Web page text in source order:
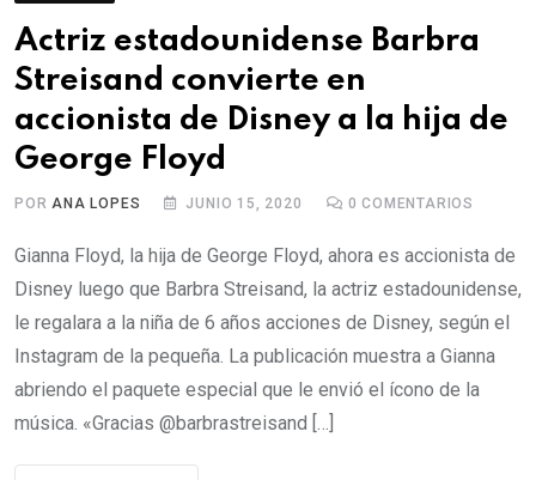
Actriz estadounidense Barbra
Streisand convierte en
accionista de Disney a la hija de
George Floyd
PORANA LOPES JUNIO 15, 2020 0 COMENTARIOS
Gianna Floyd, la hija de George Floyd, ahora es accionista de
Disney luego que Barbra Streisand, la actriz estadounidense,
le regalara a la niña de 6 años acciones de Disney, según el
Instagram de la pequeña. La publicación muestra a Gianna
abriendo el paquete especial que le envió el ícono de la
música. «Gracias @barbrastreisand […]